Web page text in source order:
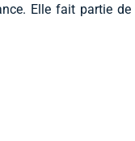
Elle fait partie de